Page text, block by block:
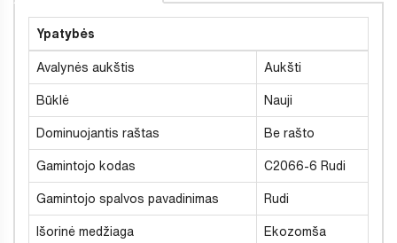
Ypatybės
Avalynės aukštis Aukšti
Būklė Nauji
Dominuojantis raštas Be rašto
Gamintojo kodas C2066-6 Rudi
Gamintojo spalvos pavadinimas Rudi
Išorinė medžiaga Ekozomša